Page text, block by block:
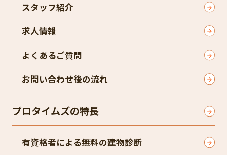
スタッフ紹介
求人情報
よくあるご質問
お問い合わせ後の流れ
プロタイムズの特長
有資格者による無料の建物診断